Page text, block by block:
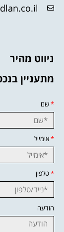
ניווט מהיר
מתעניין
*שם
*אימייל
*טלפון
הודעה